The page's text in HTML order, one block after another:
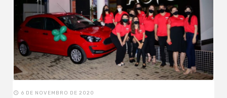
6 DE NOVEMBRO DE 2020